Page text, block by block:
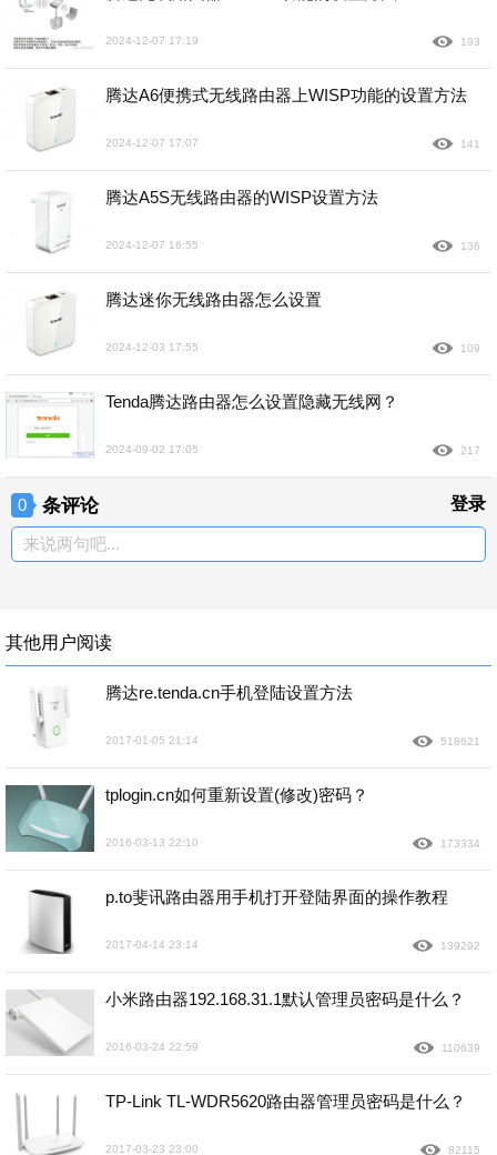
2024-12-07 17:19 193
腾达A6便携式无线路由器上WISP功能的设置方法
2024-12-07 17:07 141
腾达A5S无线路由器的WISP设置方法
2024-12-07 16:55 136
腾达迷你无线路由器怎么设置
2024-12-03 17:55 109
Tenda腾达路由器怎么设置隐藏无线网？
2024-09-02 17:05 217
0 条评论 登录
来说两句吧...
其他用户阅读
腾达re.tenda.cn手机登陆设置方法
2017-01-05 21:14 518621
tplogin.cn如何重新设置(修改)密码？
2016-03-13 22:10 173334
p.to斐讯路由器用手机打开登陆界面的操作教程
2017-04-14 23:14 139292
小米路由器192.168.31.1默认管理员密码是什么？
2016-03-24 22:59 110639
TP-Link TL-WDR5620路由器管理员密码是什么？
2017-03-23 23:00 82115